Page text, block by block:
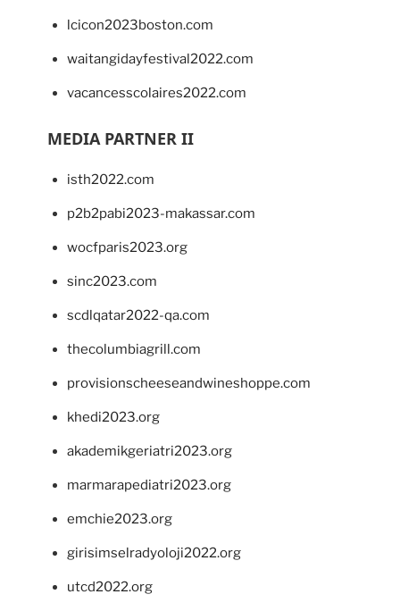
lcicon2023boston.com
waitangidayfestival2022.com
vacancesscolaires2022.com
MEDIA PARTNER II
isth2022.com
p2b2pabi2023-makassar.com
wocfparis2023.org
sinc2023.com
scdlqatar2022-qa.com
thecolumbiagrill.com
provisionscheeseandwineshoppe.com
khedi2023.org
akademikgeriatri2023.org
marmarapediatri2023.org
emchie2023.org
girisimselradyoloji2022.org
utcd2022.org